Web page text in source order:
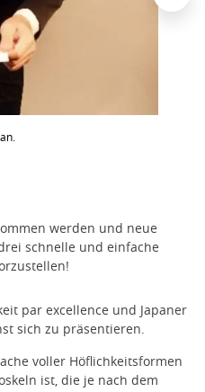
werden und neue
schnelle und einfache
par excellence und Japaner
sich zu präsentieren.
voller Höflichkeitsformen
ist, die je nach dem